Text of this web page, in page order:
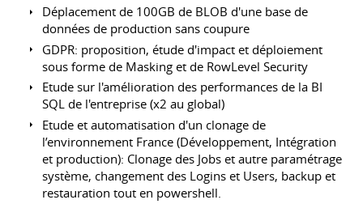
Déplacement de 100GB de BLOB d'une base de
données de production sans coupure
GDPR: proposition, étude d'impact et déploiement
sous forme de Masking et de RowLevel Security
Etude sur l'amélioration des performances de la BI
SQL de l'entreprise (x2 au global)
Etude et automatisation d'un clonage de
l’environnement France (Développement, Intégration
et production): Clonage des Jobs et autre paramétrage
système, changement des Logins et Users, backup et
restauration tout en powershell.